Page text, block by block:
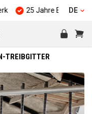
Jahre Erfahrung DE
TREIBGITTER